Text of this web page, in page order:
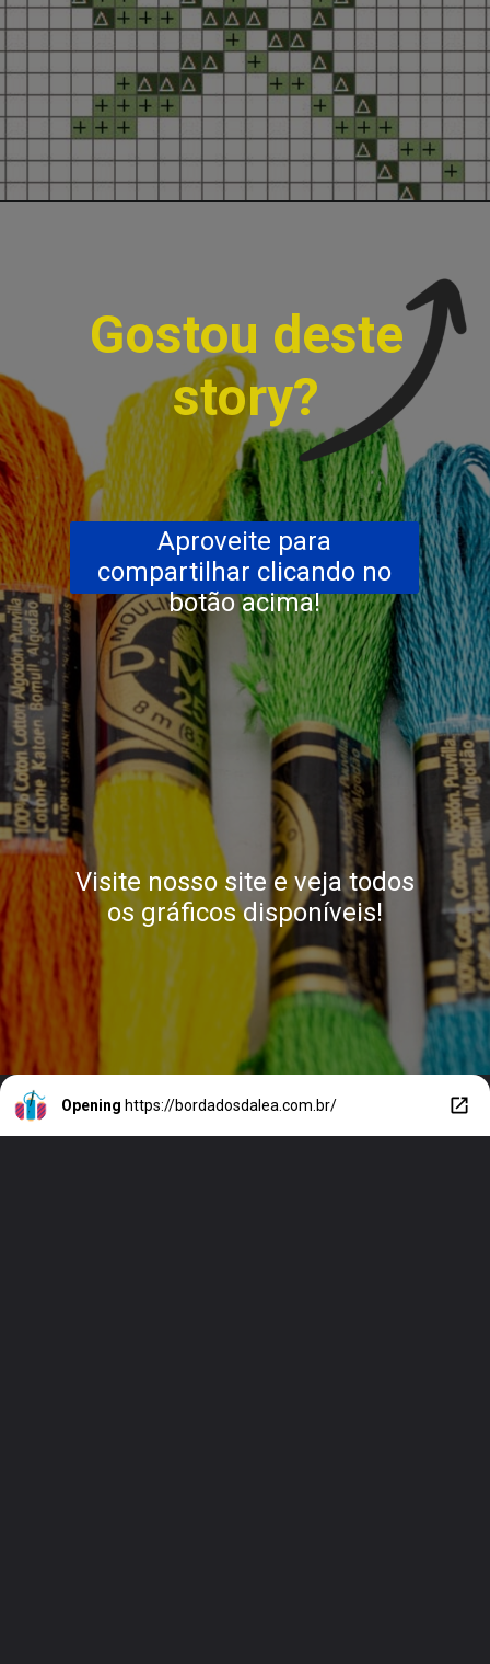
Visite nosso site e veja todos
os gráficos disponíveis!
Aproveite para
compartilhar clicando no
botão acima!
Gostou deste
story?
Opening https://bordadosdalea.com.br/